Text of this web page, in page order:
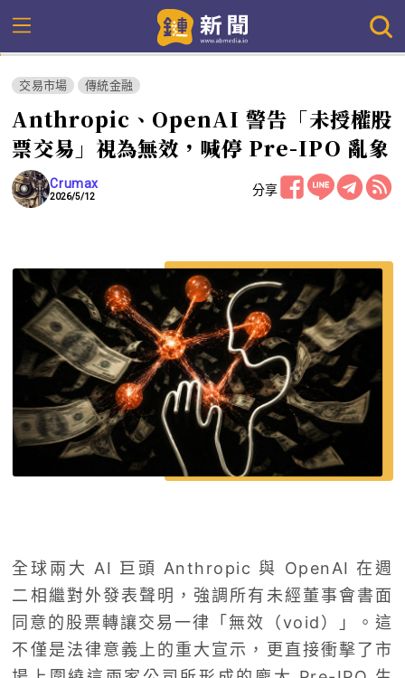
交易市場 傳統金融
Anthropic、OpenAI 警告「未授權股
票交易」視為無效，喊停 Pre-IPO 亂象
Crumax
2026/5/12 分享
全球兩大 AI 巨頭 Anthropic 與 OpenAI 在週
二相繼對外發表聲明，強調所有未經董事會書面
同意的股票轉讓交易一律「無效（void）」。這
不僅是法律意義上的重大宣示，更直接衝擊了市